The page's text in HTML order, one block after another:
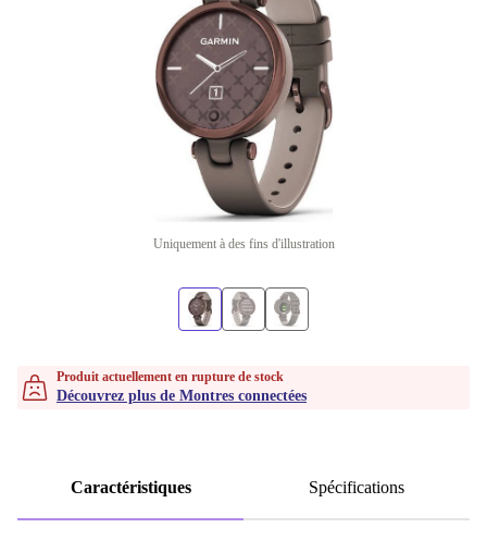
Uniquement à des fins d'illustration
Produit actuellement en rupture de stock
Découvrez plus de Montres connectées
Caractéristiques Spécifications